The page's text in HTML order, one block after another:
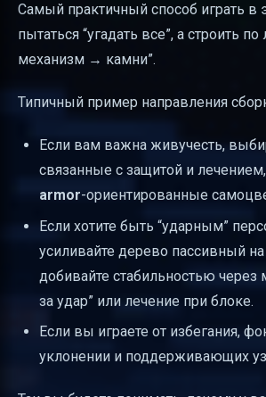
Самый практичный способ играть в
пытаться “угадать все”, а строить
механизм → камни”.
Типичный пример направления
Если вам важна живучесть,
связанные с защитой и
armor-ориентированные
Если хотите быть “ударным”
усиливайте дерево пассивный
добивайте стабильностью через
за удар” или лечение при блоке.
Если вы играете от избегания,
уклонении и поддерживающих